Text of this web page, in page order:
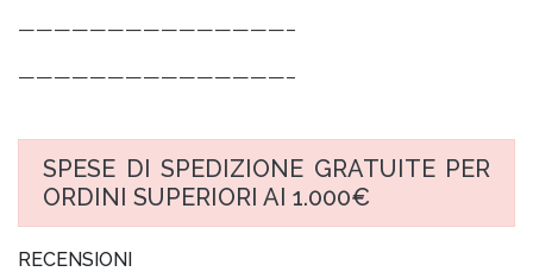
———————————————–
———————————————–
SPESE DI SPEDIZIONE GRATUITE PER
ORDINI SUPERIORI AI 1.000€
RECENSIONI